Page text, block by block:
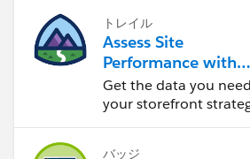
トレイル
Assess Site
Performance with
B2C Commerce
Reports &
Dashboards
Get the data you
your storefront
バッジ